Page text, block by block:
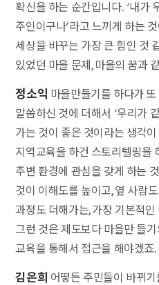
확신을 하는 순간입니다. ‘내가
주인이구나’라고 느끼게 하는
세상을 바꾸는 가장 큰 힘인 것
있었던 마을 문제, 마을의 꿈과
정소익 마을만들기를 하다가
말씀하신 것에 더해서 ‘우리가
가는 것이 좋은 것이라는 생각
지역교육을 하건 스토리텔링을
주변 환경에 관심을 갖게 하는
것이 이해도를 높이고, 옆 사람
과정도 더해가는, 가장 기본적
그런 것은 제도보다 마을만 들
교육을 통해서 접근을 해야겠죠.
김은희 어떻든 주민들이 바뀌